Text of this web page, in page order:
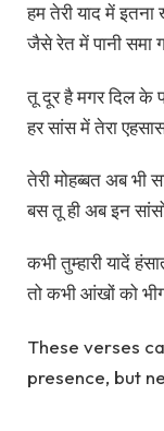
हम तेरी याद में इतना
जैसे रेत में पानी समा
तू दूर है मगर दिल के
हर सांस में तेरा
तेरी मोहब्बत अब भी
बस तू ही अब इन
कभी तुम्हारी यादें
तो कभी आंखों को
These verses
presence, but